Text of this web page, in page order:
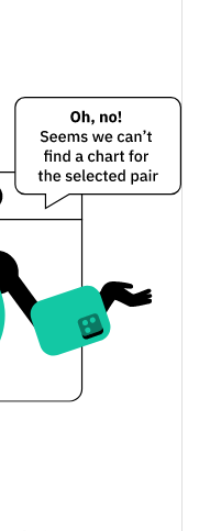
1.76%
$8,143902
/ $<0.000001
/ $<0.000001
/ $<0.000001